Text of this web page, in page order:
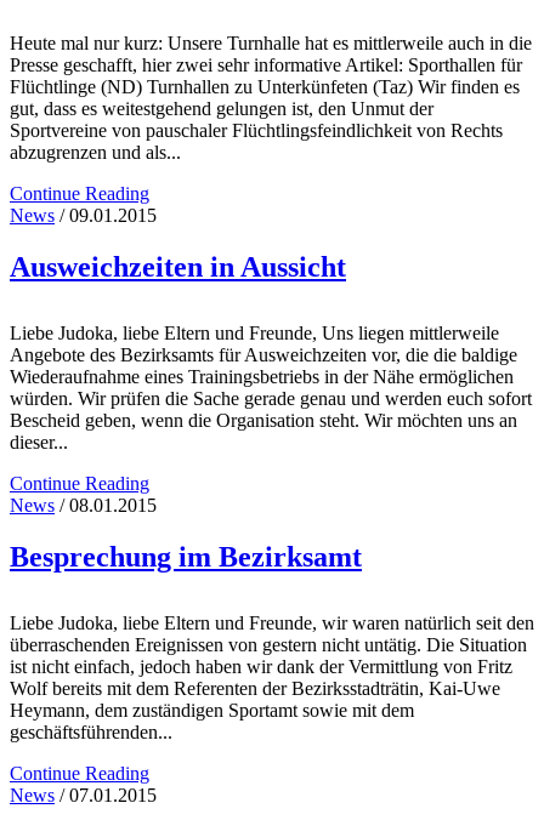
Heute mal nur kurz: Unsere Turnhalle hat es mittlerweile auch in die
Presse geschafft, hier zwei sehr informative Artikel: Sporthallen für
Flüchtlinge (ND) Turnhallen zu Unterkünfeten (Taz) Wir finden es
gut, dass es weitestgehend gelungen ist, den Unmut der
Sportvereine von pauschaler Flüchtlingsfeindlichkeit von Rechts
abzugrenzen und als...
Continue Reading
News / 09.01.2015
Ausweichzeiten in Aussicht
Liebe Judoka, liebe Eltern und Freunde, Uns liegen mittlerweile
Angebote des Bezirksamts für Ausweichzeiten vor, die die baldige
Wiederaufnahme eines Trainingsbetriebs in der Nähe ermöglichen
würden. Wir prüfen die Sache gerade genau und werden euch sofort
Bescheid geben, wenn die Organisation steht. Wir möchten uns an
dieser...
Continue Reading
News / 08.01.2015
Besprechung im Bezirksamt
Liebe Judoka, liebe Eltern und Freunde, wir waren natürlich seit den
überraschenden Ereignissen von gestern nicht untätig. Die Situation
ist nicht einfach, jedoch haben wir dank der Vermittlung von Fritz
Wolf bereits mit dem Referenten der Bezirksstadträtin, Kai-Uwe
Heymann, dem zuständigen Sportamt sowie mit dem
geschäftsführenden...
Continue Reading
News / 07.01.2015